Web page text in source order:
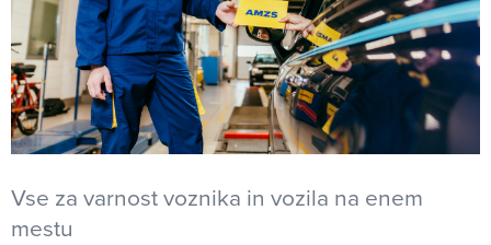
Vse za varnost voznika in vozila na enem
mestu